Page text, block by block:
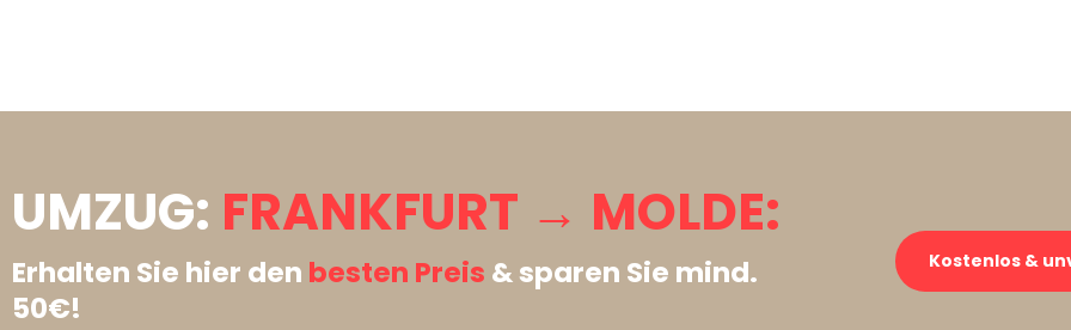
UMZUG: FRANKFURT → MOLDE:
Erhalten Sie hier den besten Preis & sparen Sie mind.
50€!
Kostenlos &